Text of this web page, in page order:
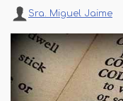
Sra. Miguel Jaime